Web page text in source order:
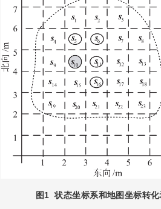
图1 状态坐标系和地图坐标转化